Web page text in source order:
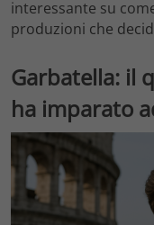
interessante su
produzioni che
Garbatella: il
ha imparato